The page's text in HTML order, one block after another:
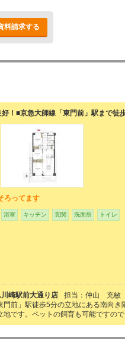
料請求する
！■京急大師線「東門前」駅まで徒
ろってます
浴室 キッチン 玄関 洗面所 トイレ
崎駅前大通り店
担当：仲山 充敏
門前」駅徒歩5分の立地にある南向
地です。ペットの飼育も可能ですの